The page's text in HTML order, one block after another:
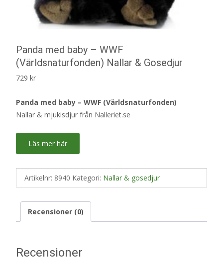
Panda med baby – WWF
(Världsnaturfonden) Nallar & Gosedjur
729 kr
Panda med baby – WWF (Världsnaturfonden)
Nallar & mjukisdjur från Nalleriet.se
Läs mer här
Artikelnr: 8940 Kategori: Nallar & gosedjur
Recensioner (0)
Recensioner